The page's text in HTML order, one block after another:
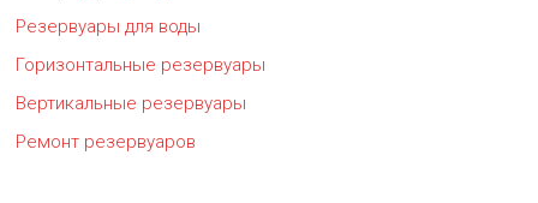
Резервуары для воды
Горизонтальные резервуары
Вертикальные резервуары
Ремонт резервуаров